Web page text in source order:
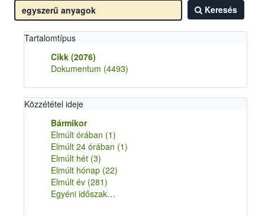
Keresés
Tartalomtípus
Cikk (2076)
Dokumentum (4493)
Közzététel ideje
Bármikor
Elmúlt órában (1)
Elmúlt 24 órában (1)
Elmúlt hét (3)
Elmúlt hónap (22)
Elmúlt év (281)
Egyéni időszak…